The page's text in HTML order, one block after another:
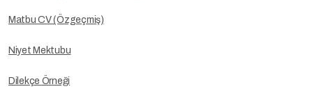
Matbu CV (Özgeçmiş)
Niyet Mektubu
Dilekçe Örneği